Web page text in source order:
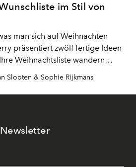
im Stil von
man sich auf Weihnachten
präsentiert zwölf fertige Ideen
Weihnachtsliste wandern
zur Kampagne, inspiriert
Days of Christmas", werden Sie
entdecken ...
Slooten & Sophie Rijkmans
Newsletter